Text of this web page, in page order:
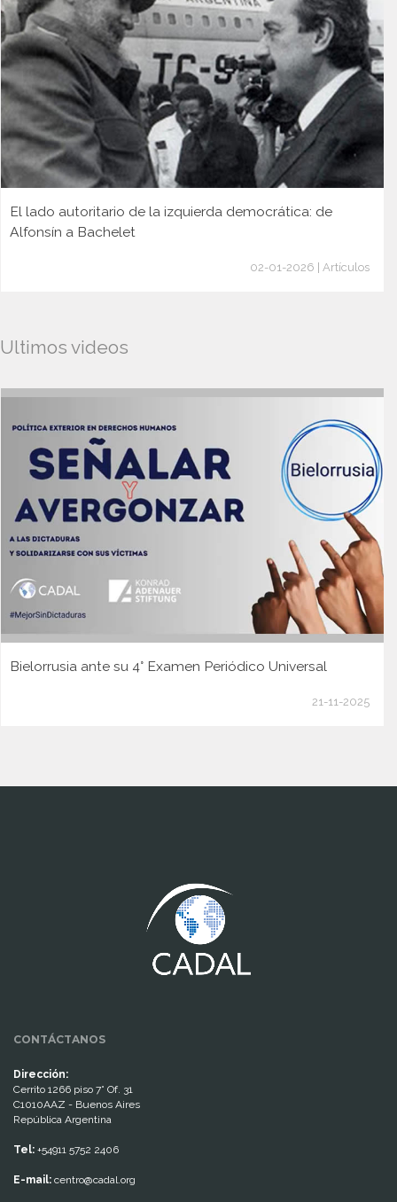
El lado autoritario de la izquierda democrática: de
Alfonsín a Bachelet
02-01-2026 | Artículos
Ultimos videos
Bielorrusia ante su 4° Examen Periódico Universal
21-11-2025
CONTÁCTANOS
Dirección:
Cerrito 1266 piso 7° Of. 31
C1010AAZ - Buenos Aires
República Argentina
Tel: +54911 5752 2406
E-mail: centro@cadal.org